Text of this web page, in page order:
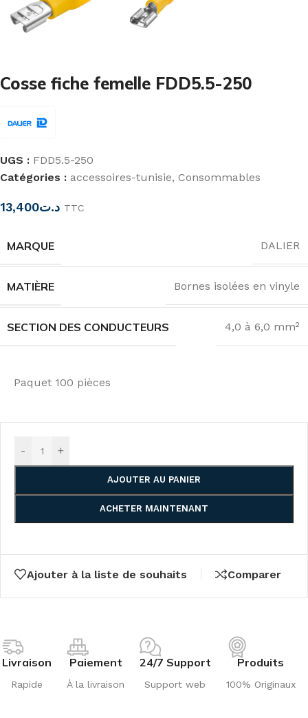
Cosse fiche femelle FDD5.5-250
UGS : FDD5.5-250
Catégories : accessoires-tunisie, Consommables
د.ت13,400 TTC
MARQUE DALIER
MATIÈRE Bornes isolées en vinyle
SECTION DES CONDUCTEURS 4,0 à 6,0 mm²
Paquet 100 pièces
- +
AJOUTER AU PANIER
ACHETER MAINTENANT
Ajouter à la liste de souhaits Comparer
Livraison
Rapide
Paiement
À la livraison
24/7 Support
Support web
Produits
100% Originaux